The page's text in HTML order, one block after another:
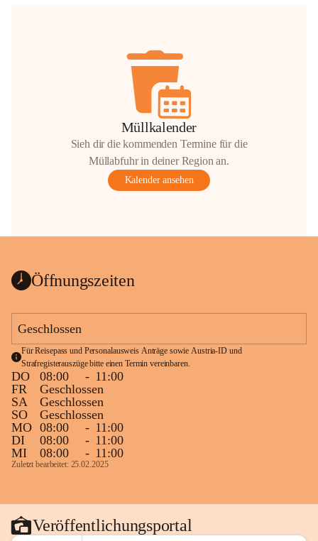
Müllkalender
Sieh dir die kommenden Termine für die
Müllabfuhr in deiner Region an.
Kalender ansehen
Öffnungszeiten
Geschlossen
Für Reisepass und Personalausweis Anträge sowie Austria-ID und
Strafregisterauszüge bitte einen Termin vereinbaren.
DO 08:00 - 11:00
FR
Geschlossen
SA
Geschlossen
SO
Geschlossen
MO 08:00 - 11:00
DI
08:00 - 11:00
MI
08:00 - 11:00
Zuletzt bearbeitet: 25.02.2025
Veröffentlichungsportal